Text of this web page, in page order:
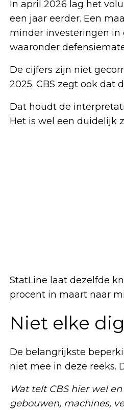
In april 2026 lag het
een jaar eerder. Een
minder investeringen in
waaronder
De cijfers zijn niet
2025. CBS zegt ook dat
Dat houdt de
Het is wel een duidelijk
StatLine laat dezelfde
procent in maart naar
Niet elke
De belangrijkste
niet mee in deze reeks.
Wat telt CBS hier wel
gebouwen, machines,